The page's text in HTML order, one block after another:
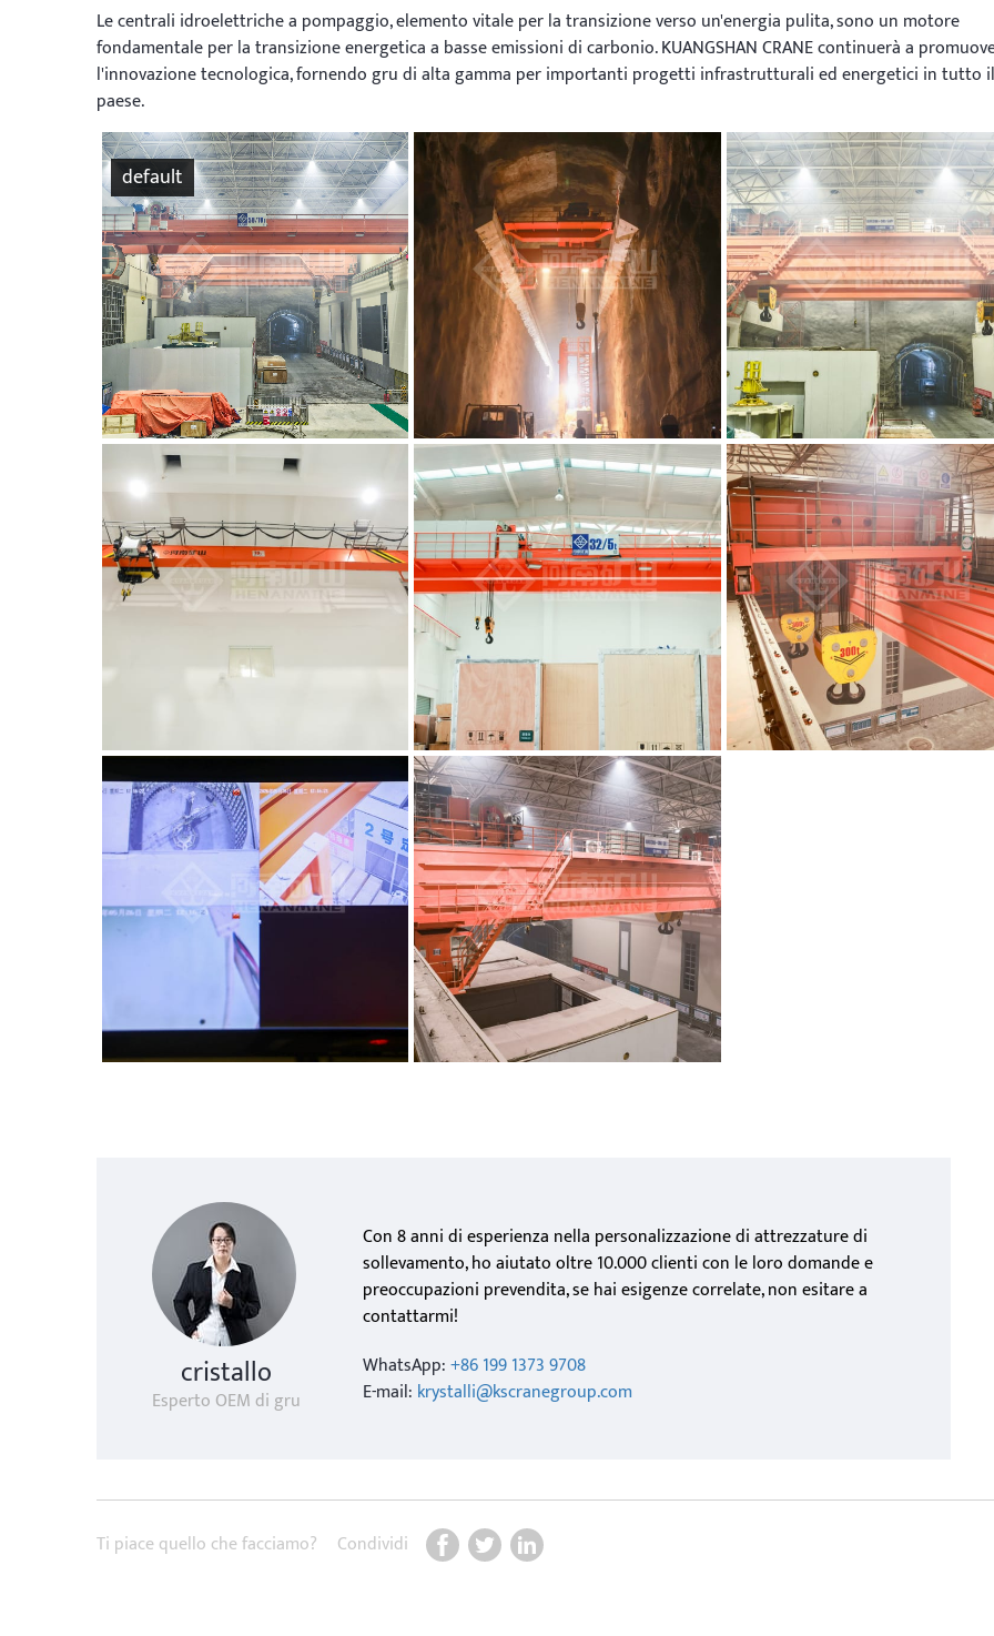
Le centrali idroelettriche a pompaggio, elemento vitale per la transizione verso un'energia pulita, sono un motore
fondamentale per la transizione energetica a basse emissioni di carbonio. KUANGSHAN CRANE continuerà a
l'innovazione tecnologica, fornendo gru di alta gamma per importanti progetti infrastrutturali ed energetici in tutto il
paese.
default
cristallo
Esperto OEM di gru
Con 8 anni di esperienza nella personalizzazione di attrezzature di
sollevamento, ho aiutato oltre 10.000 clienti con le loro domande e
preoccupazioni prevendita, se hai esigenze correlate, non esitare a
contattarmi!
WhatsApp:+86 199 1373 9708
E-mail: krystalli@kscranegroup.com
Ti piace quello che facciamo? Condividi